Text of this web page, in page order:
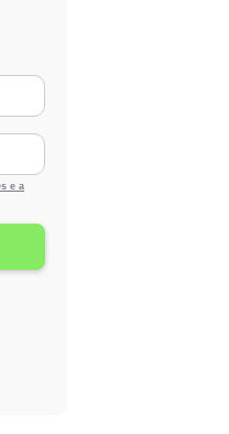
e a